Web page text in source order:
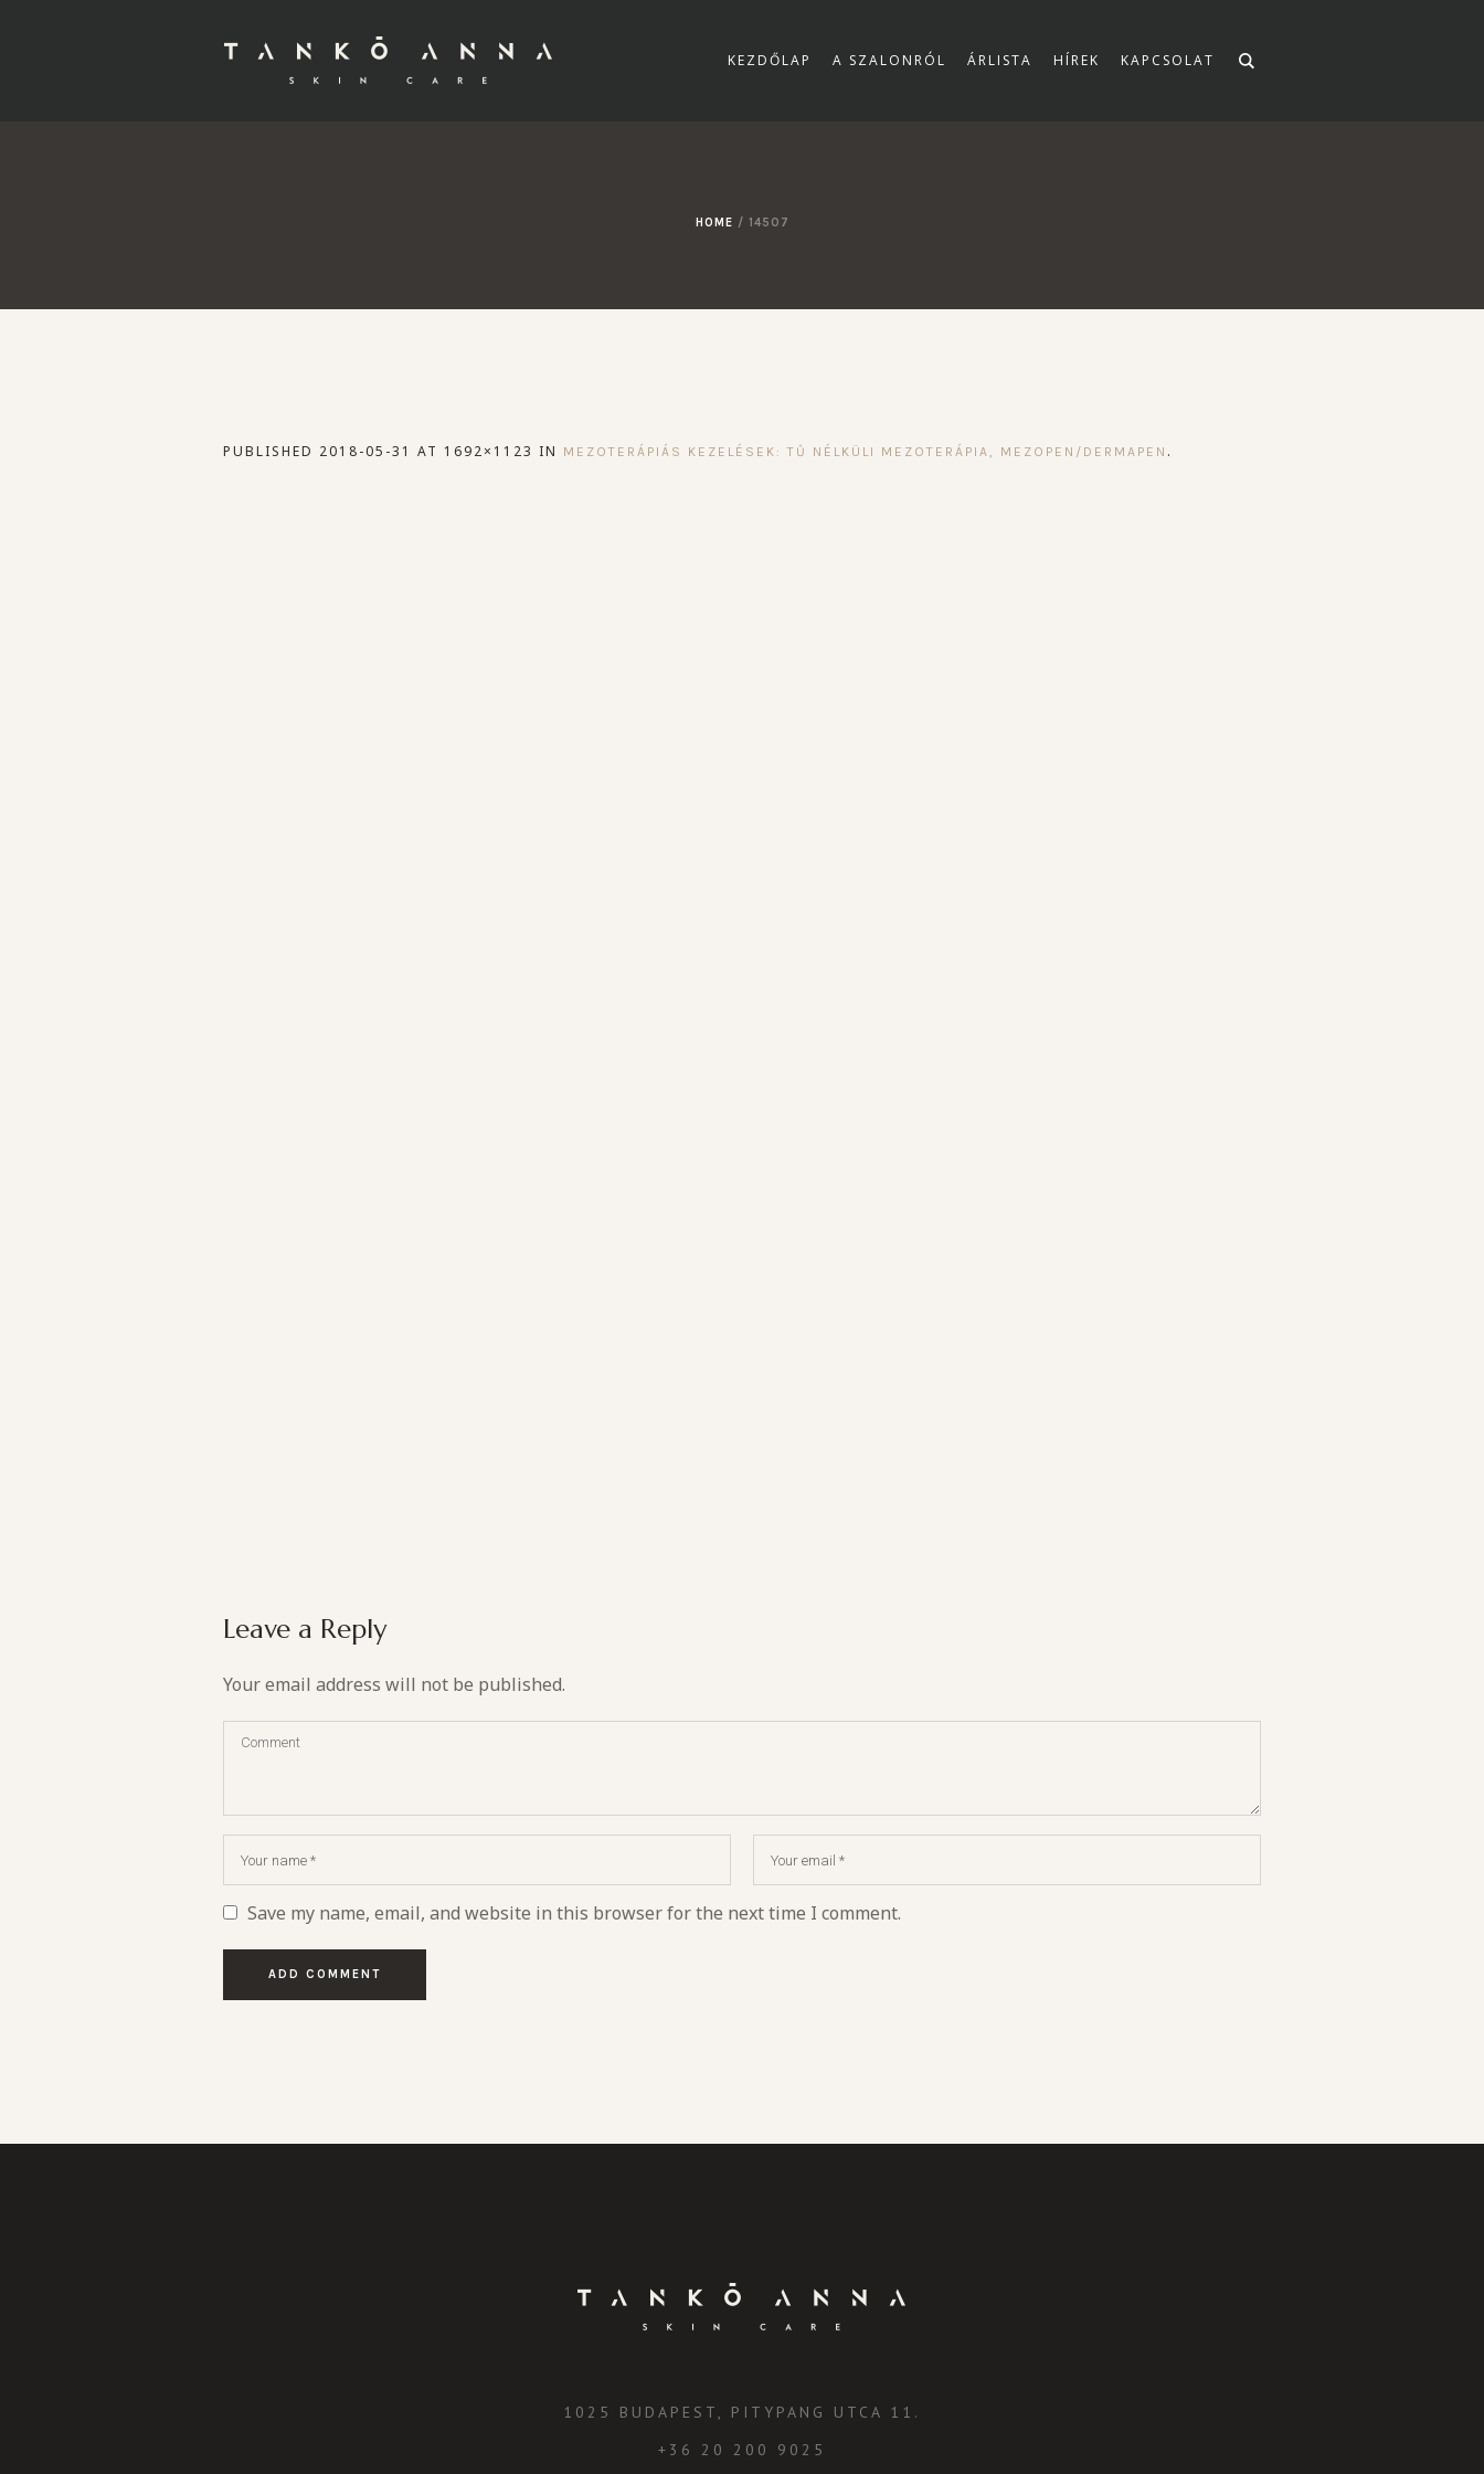
KEZDŐLAP A SZALONRÓL ÁRLISTA HÍREK KAPCSOLAT
HOME / 14507
PUBLISHED 2018-05-31 AT 1692×1123 IN MEZOTERÁPIÁS KEZELÉSEK: TŰ NÉLKÜLI MEZOTERÁPIA, MEZOPEN/DERMAPEN .
Leave a Reply
Your email address will not be published.
Save my name, email, and website in this browser for the next time I comment.
1025 BUDAPEST, PITYPANG UTCA 11.
+36 20 200 9025